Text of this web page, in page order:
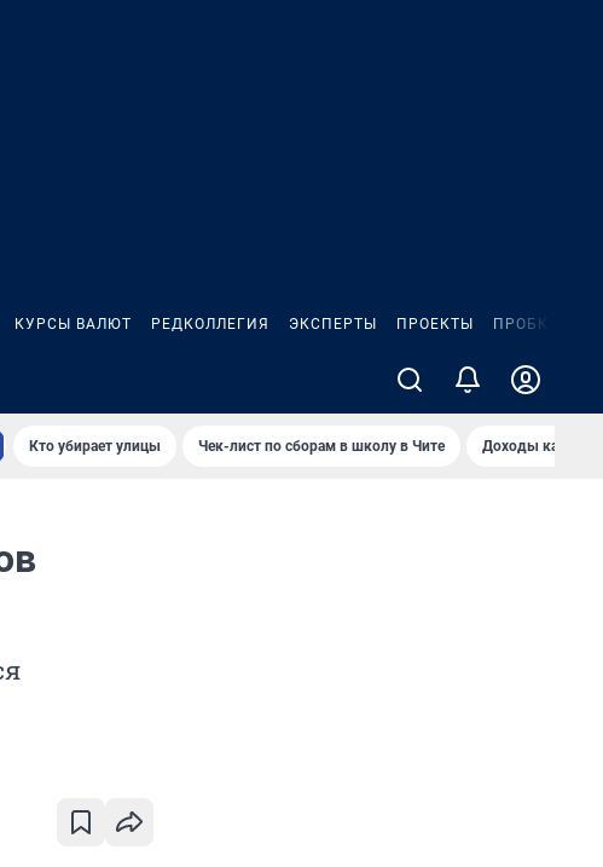
КУРСЫ ВАЛЮТ РЕДКОЛЛЕГИЯ ЭКСПЕРТЫ ПРОЕКТЫ ПРОБКИ
Кто убирает улицы Чек-лист по сборам в школу в Чите Доходы